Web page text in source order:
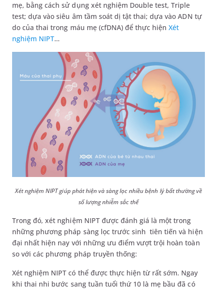
mẹ, bằng cách sử dụng xét nghiệm Double test, Triple
test; dựa vào siêu âm tầm soát dị tật thai; dựa vào ADN tự
do của thai trong máu mẹ (cfDNA) để thực hiệnXét
nghiệm NIPT…
Xét nghiệm NIPT giúp phát hiện và sàng lọc nhiều bệnh lý bất thường về
số lượng nhiễm sắc thể
Trong đó, xét nghiệm NIPT được đánh giá là một trong
những phương pháp sàng lọc trước sinh tiên tiến và hiện
đại nhất hiện nay với những ưu điểm vượt trội hoàn toàn
so với các phương pháp truyền thống:
Xét nghiệm NIPT có thể được thực hiện từ rất sớm. Ngay
khi thai nhi bước sang tuần tuổi thứ 10 là mẹ bầu đã có